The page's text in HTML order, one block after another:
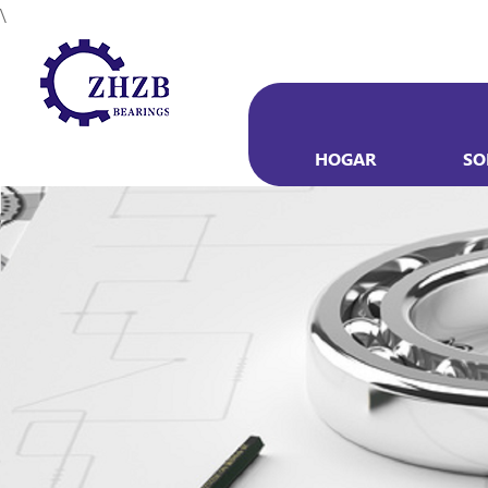
\
HOGAR